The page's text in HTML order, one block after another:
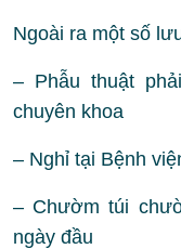
Ngoài ra một số
– Phẫu thuật
chuyên khoa
– Nghỉ tại Bệnh
– Chườm túi
ngày đầu